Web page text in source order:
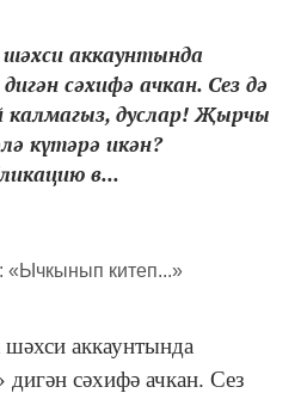
аккаунтында
сәхифә ачкан. Сез дә
дуслар! Җырчы
күтәрә икән?
в...
аккаунтында
сәхифә ачкан. Сез